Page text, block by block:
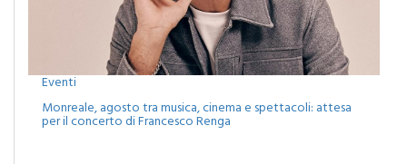
Eventi
Monreale, agosto tra musica, cinema e spettacoli: attesa
per il concerto di Francesco Renga